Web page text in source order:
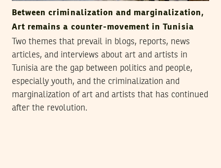
Between criminalization and marginalization,
Art remains a counter-movement in Tunisia
Two themes that prevail in blogs, reports, news
articles, and interviews about art and artists in
Tunisia are the gap between politics and people,
especially youth, and the criminalization and
marginalization of art and artists that has continued
after the revolution.